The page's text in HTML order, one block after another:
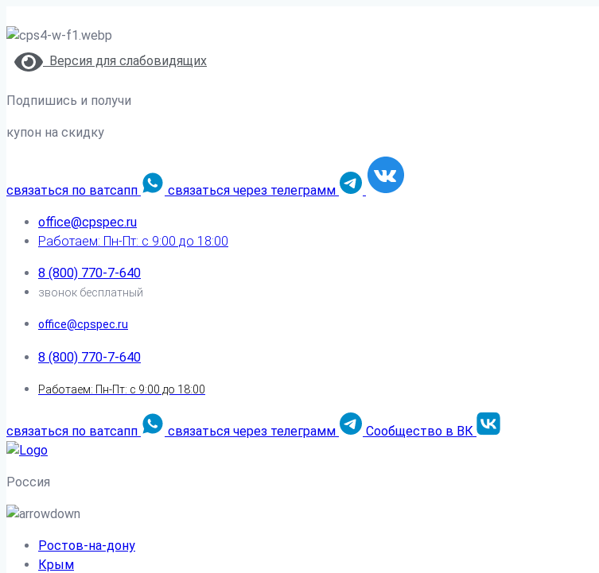
Версия для слабовидящих
Подпишись и получи
купон на скидку
связаться по ватсапп связаться через телеграмм
office@cpspec.ru
Работаем: Пн-Пт: с 9:00 до 18:00
8 (800) 770-7-640
звонок бесплатный
office@cpspec.ru
8 (800) 770-7-640
Работаем: Пн-Пт: с 9:00 до 18:00
связаться по ватсапп связаться через телеграмм Сообщество в ВК
Россия
Ростов-на-дону
Крым